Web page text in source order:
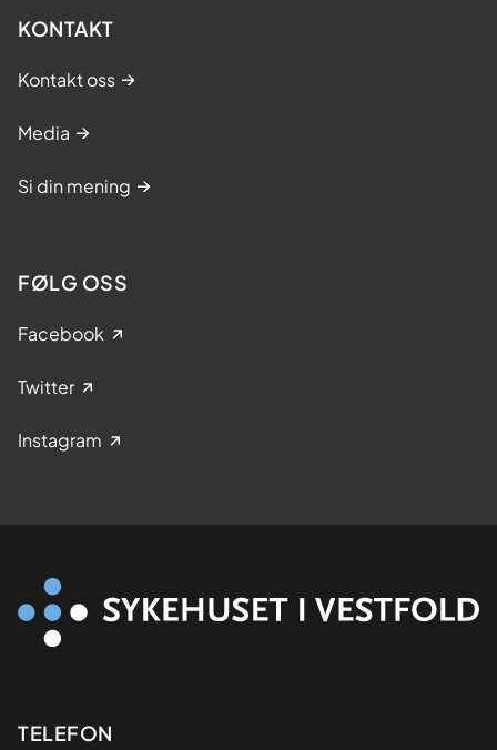
KONTAKT
Kontakt oss
Media
Si din mening
FØLG OSS
Facebook
Twitter
Instagram
Kontaktinformasjon
TELEFON